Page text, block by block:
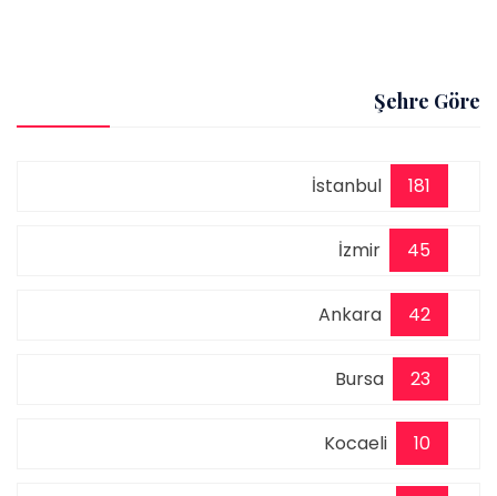
Şehre Göre
İstanbul 181
İzmir 45
Ankara 42
Bursa 23
Kocaeli 10